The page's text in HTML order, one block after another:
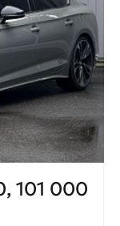
101 000